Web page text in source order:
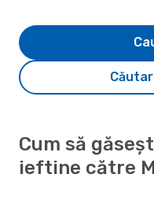
Cum să
ieftine către